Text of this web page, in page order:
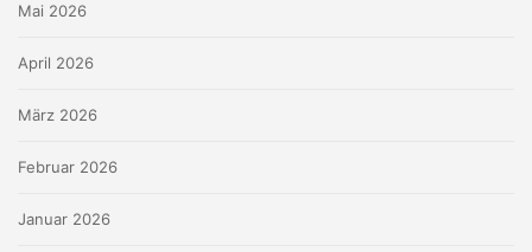
Mai 2026
April 2026
März 2026
Februar 2026
Januar 2026